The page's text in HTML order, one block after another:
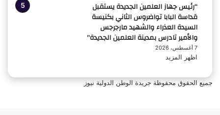
“رئيس جهاز العلمين الجديدة يستقبل
قداسة البابا تواضروس الثاني بكنيسة
السيدة العذراء والشهيد مارجرجس
والأمير تادرس بمدينة العلمين الجديدة”
7 أغسطس، 2026
اظهر المزيد
جميع الحقوق محفوظة جريدة الوطن الدولية نيوز